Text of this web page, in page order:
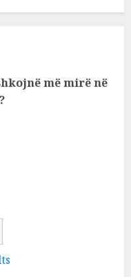
më mirë në